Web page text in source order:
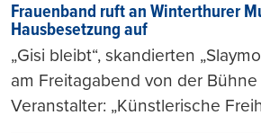
Frauenband ruft an Winterthurer
Hausbesetzung auf
„Gisi bleibt“, skandierten
am Freitagabend von der Bühne
Veranstalter: „Künstlerische